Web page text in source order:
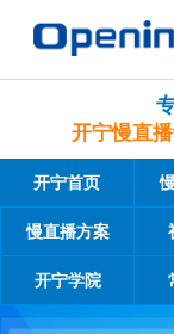
开宁慢直
开宁首页
慢直播方案
开宁学院